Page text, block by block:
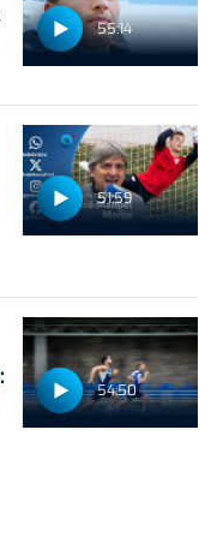
55:14
51:59
54:50